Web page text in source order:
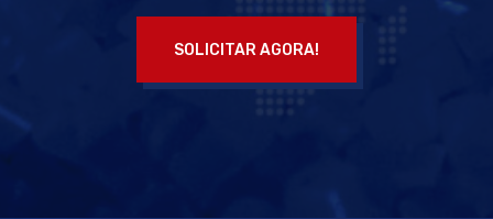
SOLICITAR AGORA!